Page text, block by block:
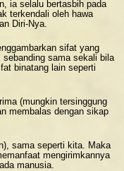
ia selalu bertasbih pada
terkendali oleh hawa
Diri-Nya.
sifat yang
sama sekali bila
binatang lain seperti
(mungkin tersinggung
membalas dengan sikap
sama seperti kita. Maka
mengirimkannya
manusia.